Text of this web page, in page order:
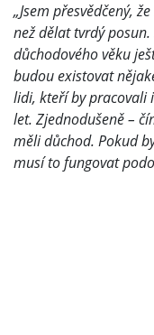
„Jsem přesvědčený,
než dělat tvrdý
důchodového věku
budou existovat
lidi, kteří by pracovali
let. Zjednodušeně –
měli důchod. Pokud
musí to fungovat